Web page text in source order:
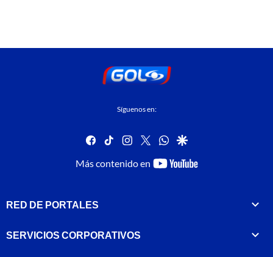
Síguenos en:
facebook
tiktok instagram
twitterwhatsapp
google
Más contenido en
youtube-
RED DE PORTALES
SERVICIOS CORPORATIVOS